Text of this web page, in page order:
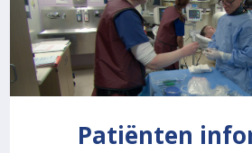
Patiënten